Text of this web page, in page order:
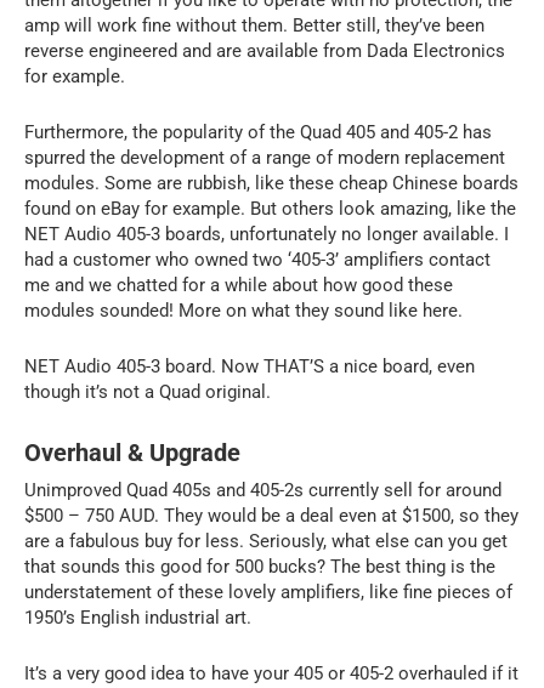
amp will work fine without them. Better still, they’ve been
reverse engineered and are available from Dada Electronics
for example.
Furthermore, the popularity of the Quad 405 and 405-2 has
spurred the development of a range of modern replacement
modules. Some are rubbish, like these cheap Chinese boards
found on eBay for example. But others look amazing, like the
NET Audio 405-3 boards, unfortunately no longer available. I
had a customer who owned two ‘405-3’ amplifiers contact
me and we chatted for a while about how good these
modules sounded! More on what they sound like here.
NET Audio 405-3 board. Now THAT’S a nice board, even
though it’s not a Quad original.
Overhaul & Upgrade
Unimproved Quad 405s and 405-2s currently sell for around
$500 – 750 AUD. They would be a deal even at $1500, so they
are a fabulous buy for less. Seriously, what else can you get
that sounds this good for 500 bucks? The best thing is the
understatement of these lovely amplifiers, like fine pieces of
1950’s English industrial art.
It’s a very good idea to have your 405 or 405-2 overhauled if it